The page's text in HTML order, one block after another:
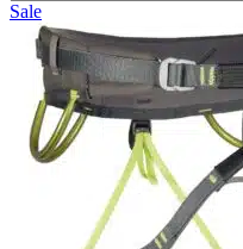
Sale